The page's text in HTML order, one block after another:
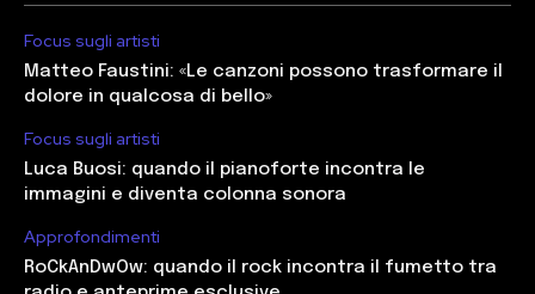
Focus sugli artisti
Matteo Faustini: «Le canzoni possono trasformare il
dolore in qualcosa di bello»
Focus sugli artisti
Luca Buosi: quando il pianoforte incontra le
immagini e diventa colonna sonora
Approfondimenti
RoCkAnDwOw: quando il rock incontra il fumetto tra